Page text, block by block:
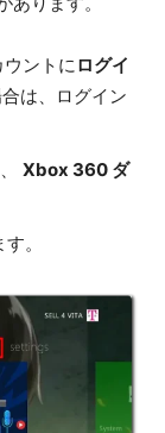
ントに ログイ
は、ログイン
Xbox 360 ダ
。